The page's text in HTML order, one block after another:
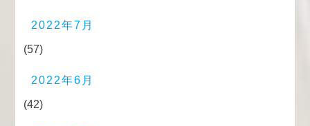
2022年7月
(57)
2022年6月
(42)